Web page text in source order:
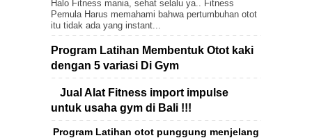
Halo Fitness mania, sehat selalu ya.. Fitness
Pemula Harus memahami bahwa pertumbuhan otot
itu tidak ada yang instant...
Program Latihan Membentuk Otot kaki
dengan 5 variasi Di Gym
Jual Alat Fitness import impulse
untuk usaha gym di Bali !!!
Program Latihan otot punggung menjelang